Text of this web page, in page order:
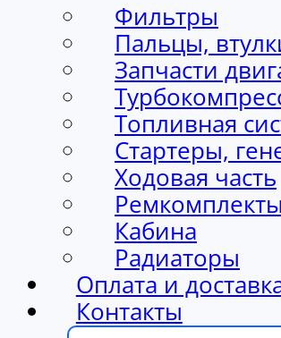
Фильтры
Пальцы,
Запчасти
Топливная
Стартеры,
Ходовая часть
Ремкомплекты
Кабина
Радиаторы
Оплата и
Контакты